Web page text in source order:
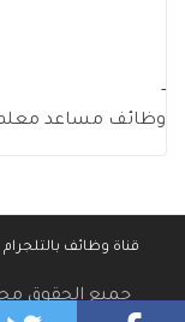
-
وظائف مساعد معلم
قناة وظائف بالتلجرام
جميع الحقوق